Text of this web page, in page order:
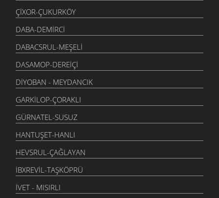
ÇIXOR-ÇUKURKÖY
DABA-DEMIRCI
DABACSRUL-MEŞELI
DASAMOP-DEREIÇI
DIYOBAN - MEYDANCIK
GARKILOP-ÇORAKLI
GÜRNATEL-SUSUZ
HANTUŞET-HANLI
HEVSRUL-ÇAĞLAYAN
İBXREVIL-TAŞKÖPRÜ
İVET - MISIRLI